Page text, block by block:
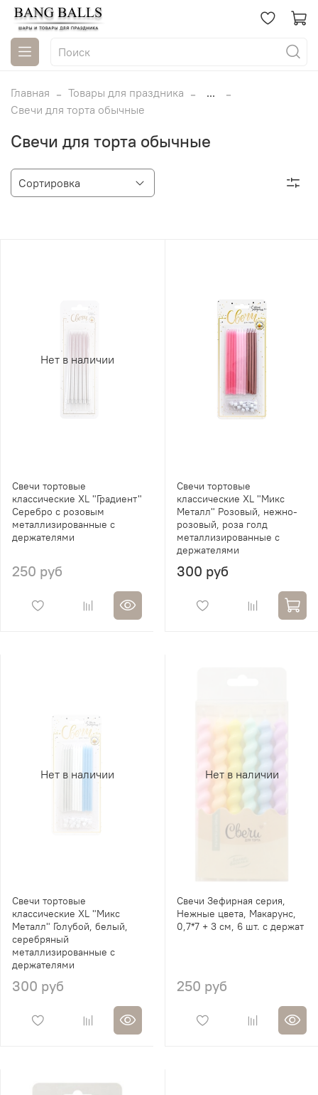
Главная Товары для праздника
...
Свечи для торта обычные
Свечи для торта обычные
Нет в наличии
Свечи тортовые
классические XL "Градиент"
Серебро с розовым
металлизированные с
держателями
250 руб
Свечи тортовые
классические XL "Микс
Металл" Розовый, нежно-
розовый, роза голд
металлизированные с
держателями
300 руб
Нет в наличии
Свечи тортовые
классические XL "Микс
Металл" Голубой, белый,
серебряный
металлизированные с
держателями
300 руб
Нет в наличии
Свечи Зефирная серия,
Нежные цвета, Макарунс,
0,7*7 + 3 см, 6 шт. с держат
250 руб